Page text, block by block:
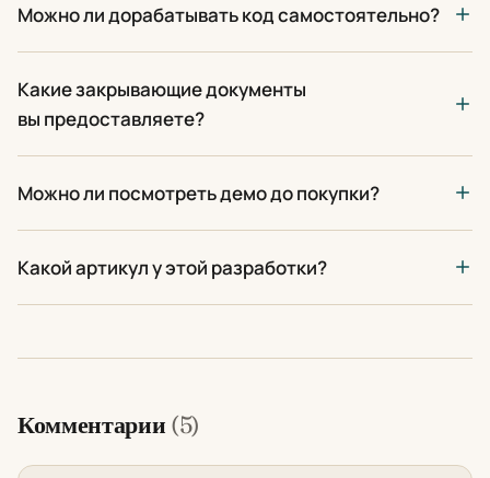
Можно ли дорабатывать код самостоятельно?
Какие закрывающие документы
вы предоставляете?
Можно ли посмотреть демо до покупки?
Какой артикул у этой разработки?
Комментарии (5)